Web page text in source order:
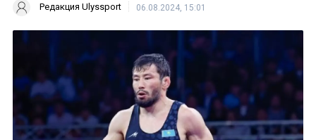
Редакция Ulyssport 06.08.2024, 15:01